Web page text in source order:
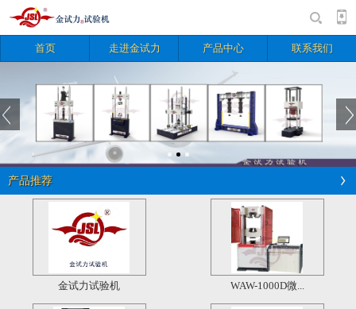
首页 走进金试力 产品中心 联系我们
产品推荐
金试力试验机 WAW-1000D微...